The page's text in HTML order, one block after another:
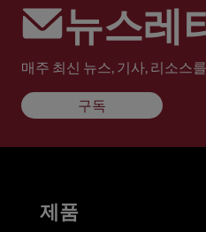
뉴스레
매주 최신 뉴스, 기사, 리소스
구독
제품